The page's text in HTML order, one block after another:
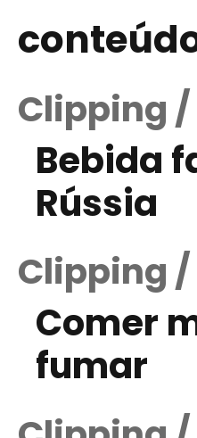
Clipping /
Bebida
Rússia
Clipping /
Comer
fumar